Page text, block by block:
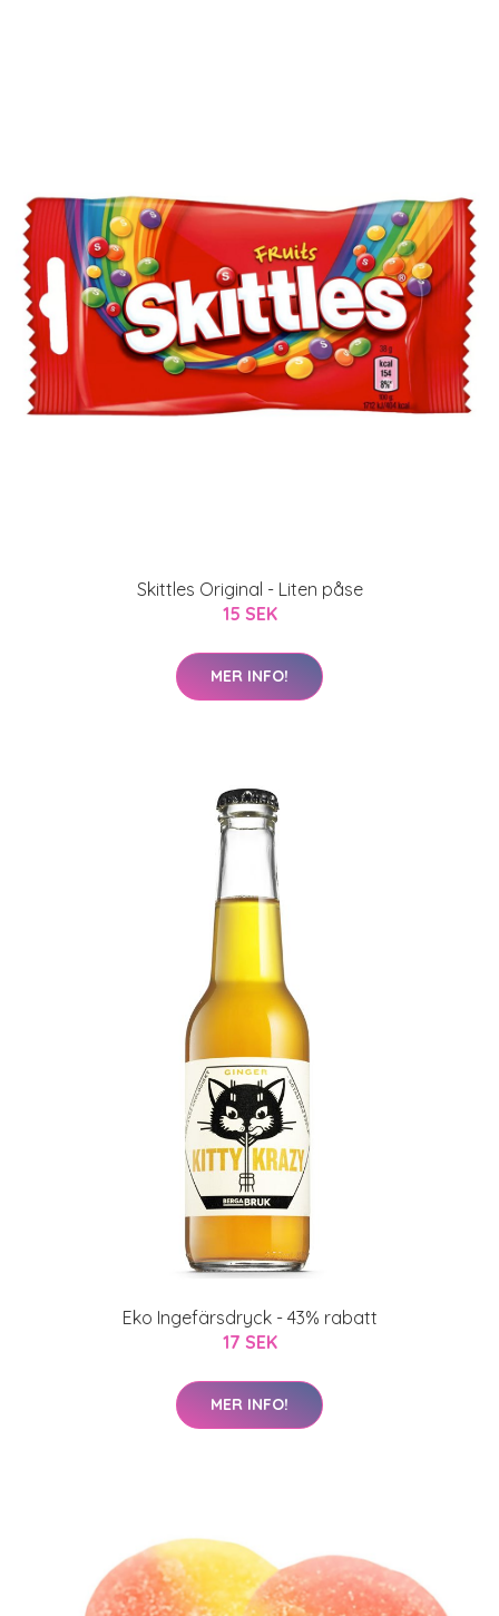
Skittles Original - Liten påse
15 SEK
MER INFO!
Eko Ingefärsdryck - 43% rabatt
17 SEK
MER INFO!